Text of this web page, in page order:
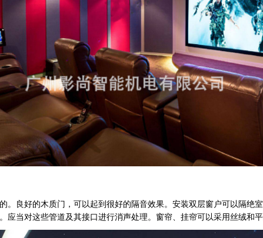
。良好的木质门，可以起到很好的隔音效果。安装双层窗户可以隔绝
应当对这些管道及其接口进行消声处理。窗帘、挂帘可以采用丝绒和